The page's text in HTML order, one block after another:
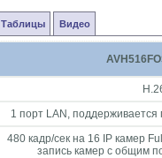
Таблицы Видео
1 порт LAN,
480 кадр/сек на 16 IP камер
запись камер с общим